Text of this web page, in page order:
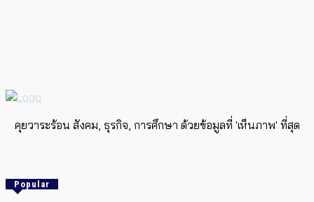
คุยวาระร้อน สังคม, ธุรกิจ, การศึกษา ด้วยข้อมูลที่ 'เห็นภาพ' ที่สุด
Popular